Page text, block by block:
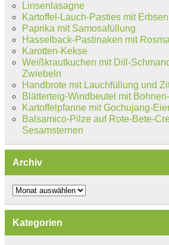
Linsenlasagne
Kartoffel-Lauch-Pasties mit
Paprika mit Samosafüllung
Hasselback-Pastinaken mit
Karotten-Kekse
Weißkrautkuchen mit Dill-
Zwiebeln
Handbrote mit Lauchfüllung und
Blätterteig-Windbeutel mit
Kartoffelpfanne mit Gochujang-
Balsamico-Pilze auf Rote-Bete-
Sesamsternen
Archiv
Archiv
Kategorien